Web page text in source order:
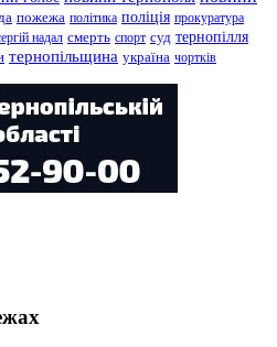
пожежа політика поліція прокуратура
надал смерть спорт суд тернопілля
тернопільщина україна чортків